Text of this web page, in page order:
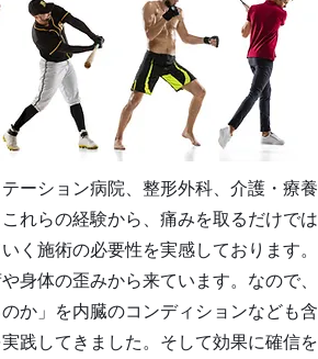
ーション病院、整形外科、介護・療
れらの経験から、痛みを取るだけで
く施術の必要性を実感しております。
身体の歪みから来ています。なので
か」を内臓のコンディションなども
践してきました。そして効果に確信